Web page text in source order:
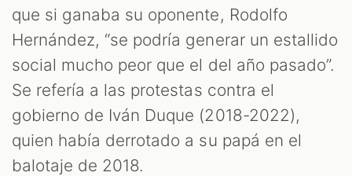
que si ganaba su oponente, Rodolfo
Hernández, “se podría generar un estallido
social mucho peor que el del año pasado”.
Se refería a las protestas contra el
gobierno de Iván Duque (2018-2022),
quien había derrotado a su papá en el
balotaje de 2018.